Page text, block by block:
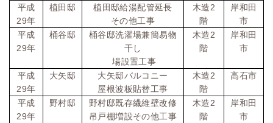
平成
29年
植田邸
植田邸給湯配管延長
その他工事
木造2
階
岸和田
市
平成
29年
桶谷邸
桶谷邸洗濯場兼簡易物
干し
場設置工事
木造2
階
岸和田
市
平成
29年
大矢邸
大矢邸バルコニー
屋根波板貼替工事
木造2
階
高石市
平成
29年
野村邸
野村邸既存繊維壁改修
吊戸棚増設その他工事
木造2
階
岸和田
市